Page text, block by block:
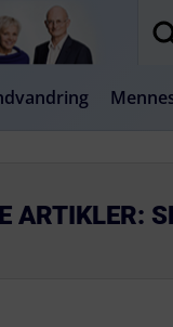
ARTIKLER: